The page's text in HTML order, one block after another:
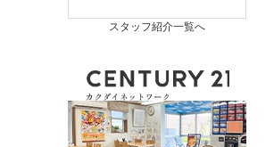
スタッフ紹介一覧へ